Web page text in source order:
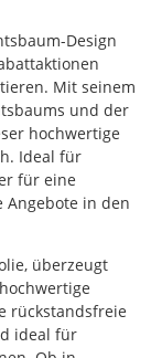
Design
Mit seinem
und der
hochwertige
Ideal für
für eine
Angebote in den
überzeugt
rückstandsfreie
ideal für